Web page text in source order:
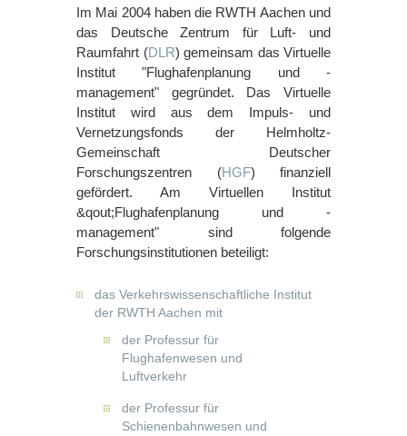
Im Mai 2004 haben die RWTH Aachen und
das Deutsche Zentrum für Luft- und
Raumfahrt (DLR) gemeinsam das Virtuelle
Institut "Flughafenplanung und -
management" gegründet. Das Virtuelle
Institut wird aus dem Impuls- und
Vernetzungsfonds der Helmholtz-
Gemeinschaft Deutscher
Forschungszentren (HGF) finanziell
gefördert. Am Virtuellen Institut
&qout;Flughafenplanung und -
management" sind folgende
Forschungsinstitutionen beteiligt:
das Verkehrswissenschaftliche Institut
der RWTH Aachen mit
der Professur für
Flughafenwesen und
Luftverkehr
der Professur für
Schienenbahnwesen und